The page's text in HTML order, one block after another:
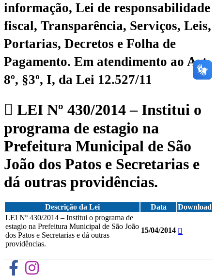
informação, Lei de responsabilidade
fiscal, Transparência, Serviços, Leis,
Portarias, Decretos e Folha de
Pagamento. Em atendimento ao Art.
8º, §3º, I, da Lei 12.527/11
LEI Nº 430/2014 – Institui o
programa de estagio na
Prefeitura Municipal de São
João dos Patos e Secretarias e
dá outras providências.
Descrição da Lei Data
Download
LEI Nº 430/2014 – Institui o programa de
estagio na Prefeitura Municipal de São João
dos Patos e Secretarias e dá outras
providências.
15/04/2014